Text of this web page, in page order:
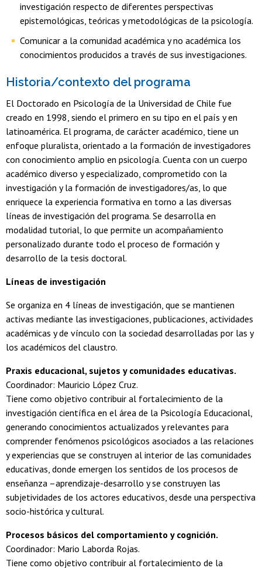
investigación respecto de diferentes perspectivas
epistemológicas, teóricas y metodológicas de la psicología.
Comunicar a la comunidad académica y no académica los
conocimientos producidos a través de sus investigaciones.
Historia/contexto del programa
El Doctorado en Psicología de la Universidad de Chile fue
creado en 1998, siendo el primero en su tipo en el país y en
latinoamérica. El programa, de carácter académico, tiene un
enfoque pluralista, orientado a la formación de investigadores
con conocimiento amplio en psicología. Cuenta con un cuerpo
académico diverso y especializado, comprometido con la
investigación y la formación de investigadores/as, lo que
enriquece la experiencia formativa en torno a las diversas
líneas de investigación del programa. Se desarrolla en
modalidad tutorial, lo que permite un acompañamiento
personalizado durante todo el proceso de formación y
desarrollo de la tesis doctoral.
Líneas de investigación
Se organiza en 4 líneas de investigación, que se mantienen
activas mediante las investigaciones, publicaciones, actividades
académicas y de vínculo con la sociedad desarrolladas por las y
los académicos del claustro.
Praxis educacional, sujetos y comunidades educativas.
Coordinador: Mauricio López Cruz.
Tiene como objetivo contribuir al fortalecimiento de la
investigación científica en el área de la Psicología Educacional,
generando conocimientos actualizados y relevantes para
comprender fenómenos psicológicos asociados a las relaciones
y experiencias que se construyen al interior de las comunidades
educativas, donde emergen los sentidos de los procesos de
enseñanza –aprendizaje-desarrollo y se construyen las
subjetividades de los actores educativos, desde una perspectiva
socio-histórica y cultural.
Procesos básicos del comportamiento y cognición.
Coordinador: Mario Laborda Rojas.
Tiene como objetivo contribuir al fortalecimiento de la